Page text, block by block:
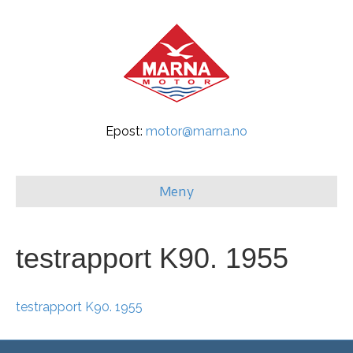
Epost: motor@marna.no
Meny
testrapport K90. 1955
testrapport K90. 1955